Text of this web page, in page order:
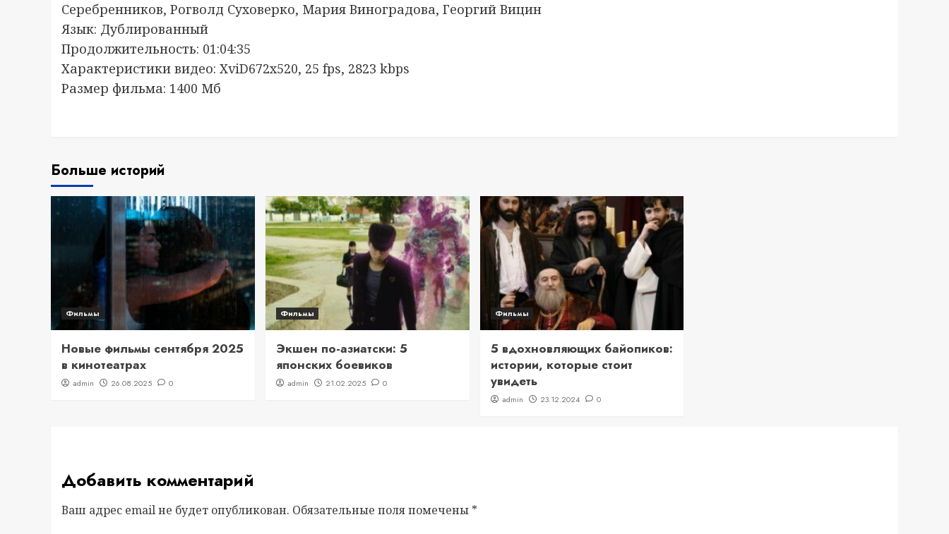
Серебренников, Рогволд Суховерко, Мария Виноградова, Георгий Вицин
Язык: Дублированный
Продолжительность: 01:04:35
Характеристики видео: XviD672x520, 25 fps, 2823 kbps
Размер фильма: 1400 Мб
Больше историй
Фильмы
Новые фильмы сентября 2025
в кинотеатрах
admin 26.08.2025 0
Фильмы
Экшен по-азиатски: 5
японских боевиков
admin 21.02.2025 0
Фильмы
5 вдохновляющих байопиков:
истории, которые стоит
увидеть
admin 23.12.2024 0
Добавить комментарий
Ваш адрес email не будет опубликован. Обязательные поля помечены *